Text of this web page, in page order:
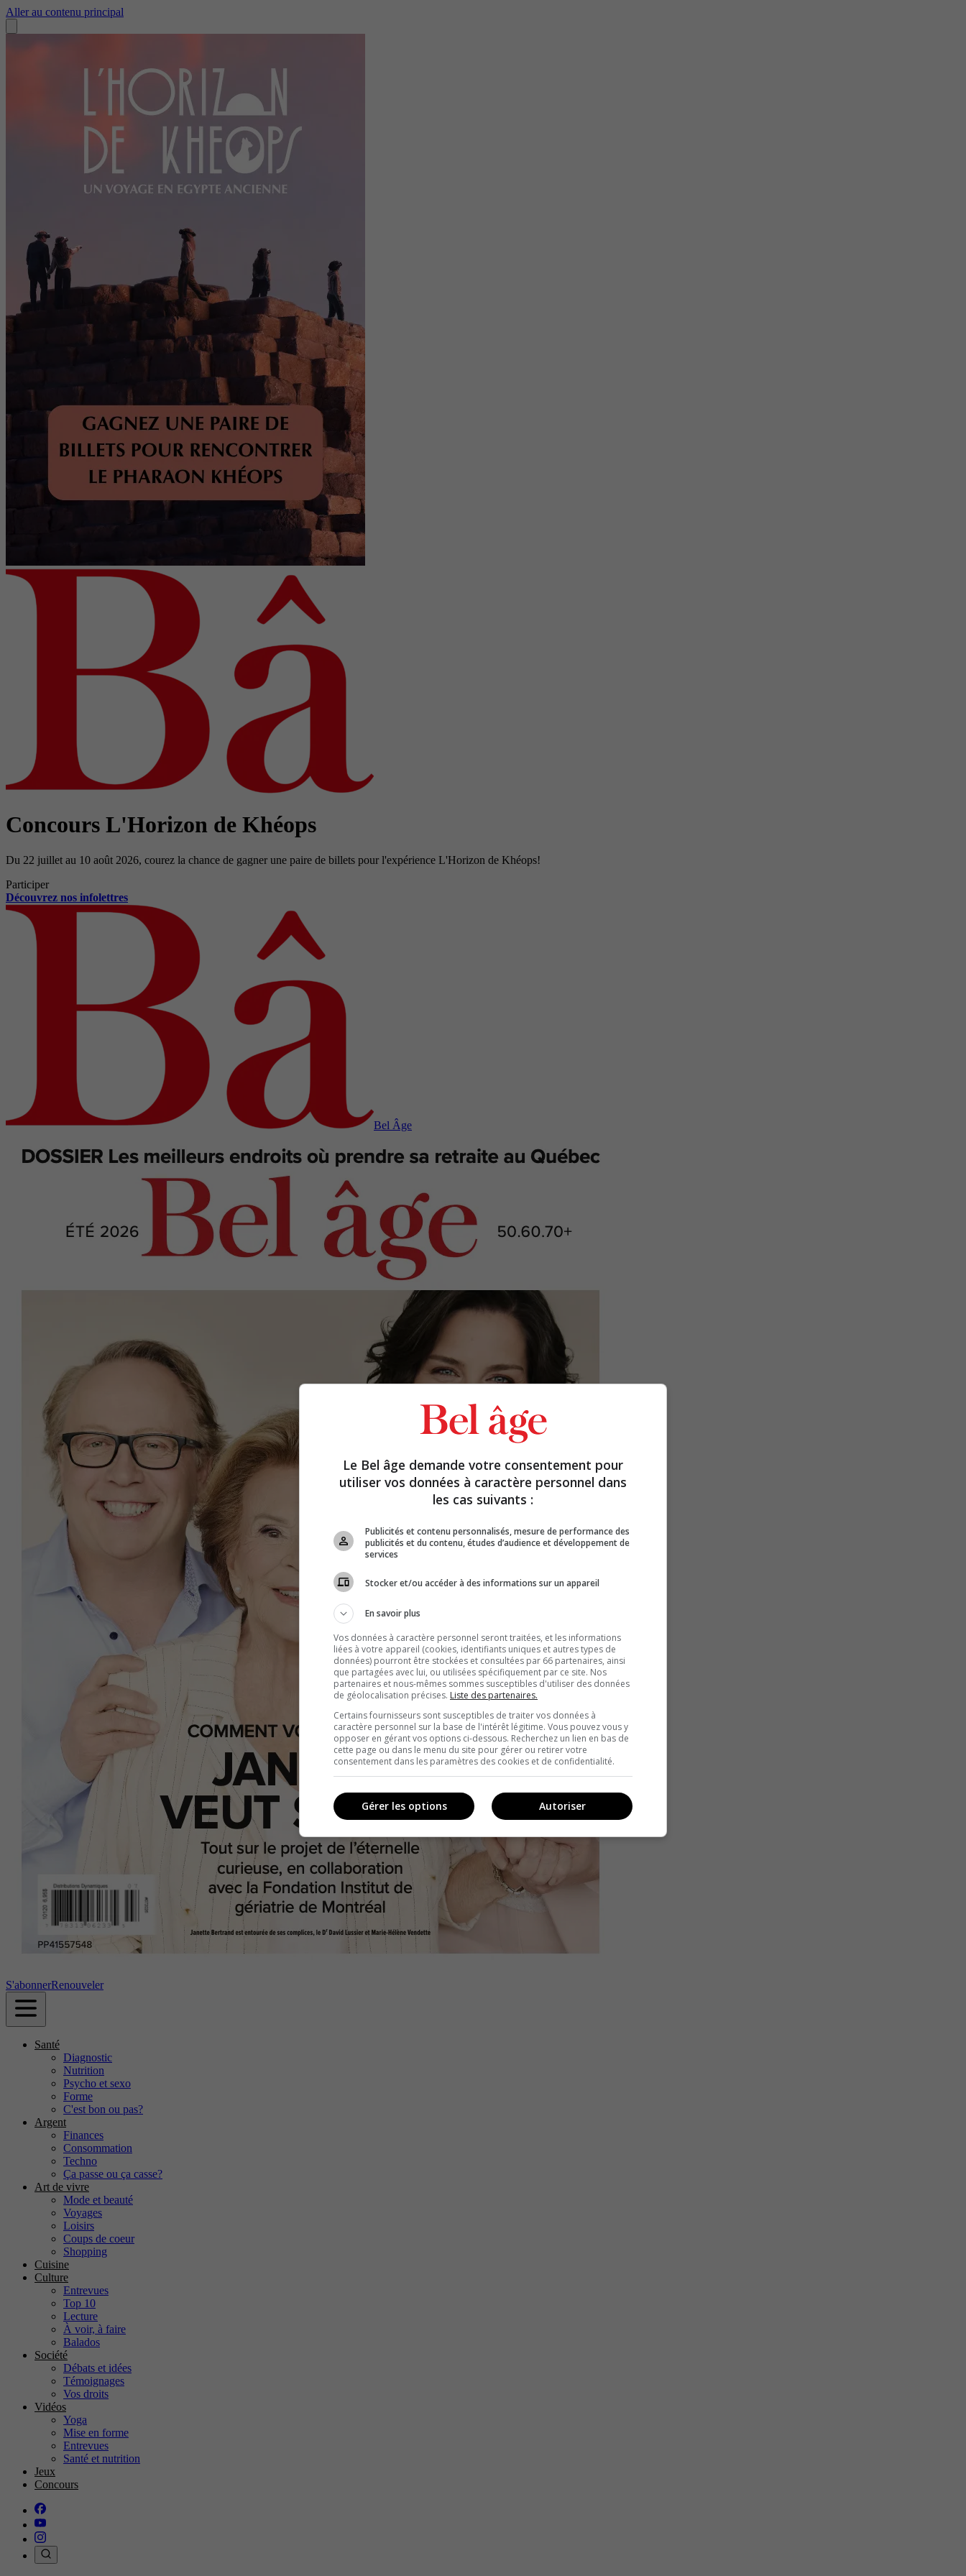
Aller au contenu principal
Concours L'Horizon de Khéops
Du 22 juillet au 10 août 2026, courez la chance de gagner une paire de billets pour l'expérience L'Horizon de Khéops!
Participer
Découvrez nos infolettres
Bel Âge
S'abonnerRenouveler
Santé
Diagnostic
Nutrition
Psycho et sexo
Forme
C'est bon ou pas?
Argent
Finances
Consommation
Techno
Ça passe ou ça casse?
Art de vivre
Mode et beauté
Voyages
Loisirs
Coups de coeur
Shopping
Cuisine
Culture
Entrevues
Top 10
Lecture
À voir, à faire
Balados
Société
Débats et idées
Témoignages
Vos droits
Vidéos
Yoga
Mise en forme
Entrevues
Santé et nutrition
Jeux
Concours
Le Bel âge demande votre consentement pour
utiliser vos données à caractère personnel dans
les cas suivants :
Publicités et contenu personnalisés, mesure de performance des
publicités et du contenu, études d’audience et développement de
services
Stocker et/ou accéder à des informations sur un appareil
En savoir plus
Vos données à caractère personnel seront traitées, et les informations
liées à votre appareil (cookies, identifiants uniques et autres types de
données) pourront être stockées et consultées par 66 partenaires, ainsi
que partagées avec lui, ou utilisées spécifiquement par ce site. Nos
partenaires et nous-mêmes sommes susceptibles d'utiliser des données
de géolocalisation précises. Liste des partenaires.
Certains fournisseurs sont susceptibles de traiter vos données à
caractère personnel sur la base de l'intérêt légitime. Vous pouvez vous y
opposer en gérant vos options ci-dessous. Recherchez un lien en bas de
cette page ou dans le menu du site pour gérer ou retirer votre
consentement dans les paramètres des cookies et de confidentialité.
Autoriser
Gérer les options